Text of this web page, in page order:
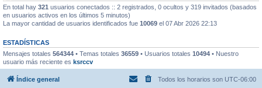
En total hay 321 usuarios conectados :: 2 registrados, 0 ocultos y 319 invitados (basados
en usuarios activos en los últimos 5 minutos)
La mayor cantidad de usuarios identificados fue 10069 el 07 Abr 2026 22:13
ESTADÍSTICAS
Mensajes totales 564344 • Temas totales 36559 • Usuarios totales 10494 • Nuestro
usuario más reciente es ksrccv
Índice general Todos los horarios son UTC-06:00